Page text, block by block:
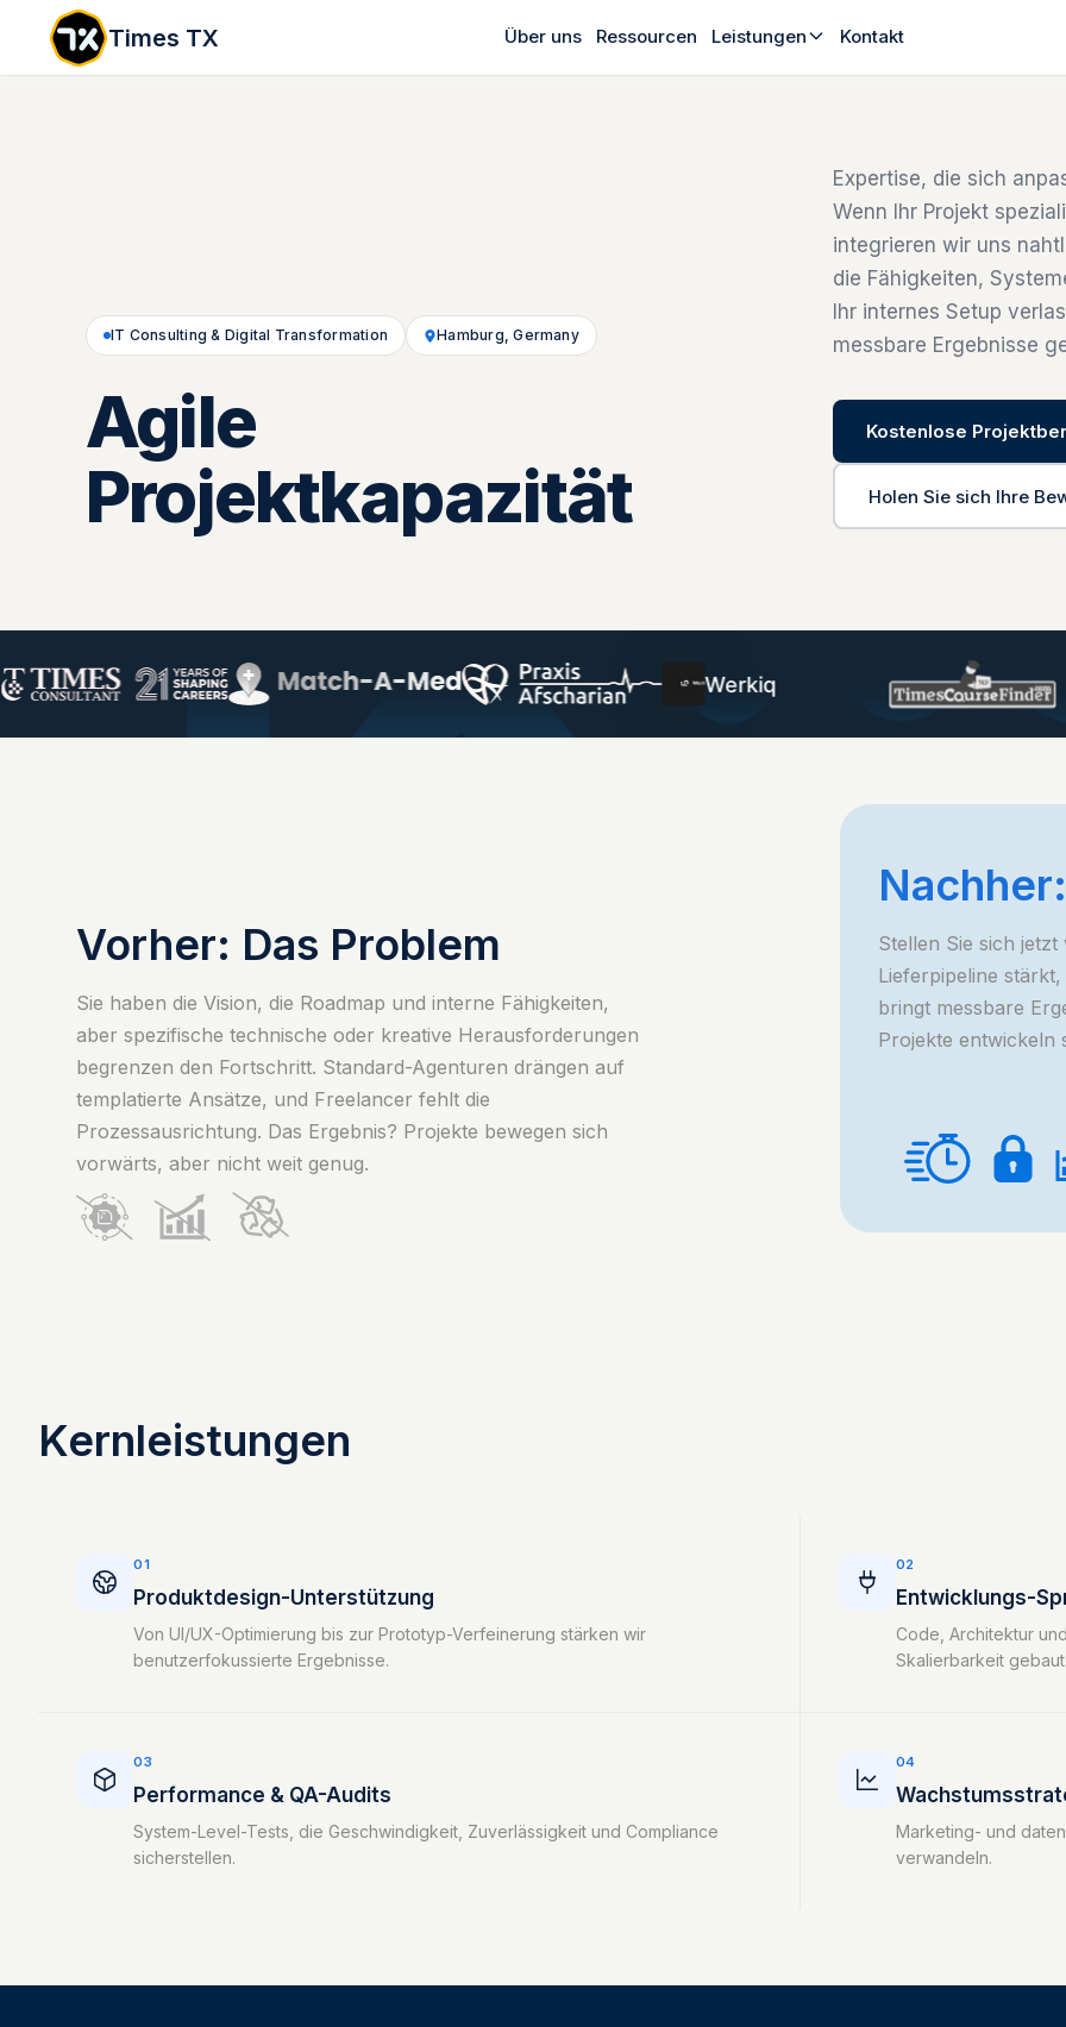
Times TX Über uns Ressourcen Leistungen Kontakt
IT Consulting & Digital Transformation Hamburg, Germany
Agile
Projektkapazität
Expertise, die sich
Wenn Ihr Projekt
integrieren wir uns
die Fähigkeiten,
Ihr internes Setup
messbare Ergebnisse
Kostenlose
Holen Sie sich Ihre
Werkiq
Vorher: Das Problem
Sie haben die Vision, die Roadmap und interne Fähigkeiten,
aber spezifische technische oder kreative Herausforderungen
begrenzen den Fortschritt. Standard-Agenturen drängen auf
templatierte Ansätze, und Freelancer fehlt die
Prozessausrichtung. Das Ergebnis? Projekte bewegen sich
vorwärts, aber nicht weit genug.
Stellen Sie sich
Lieferpipeline
bringt messbare
Projekte entwickeln
Kernleistungen
01
Produktdesign-Unterstützung
Von UI/UX-Optimierung bis zur Prototyp-Verfeinerung stärken wir
benutzerfokussierte Ergebnisse.
02
Entwicklungs-
Code, Architektur
Skalierbarkeit
03
Performance & QA-Audits
System-Level-Tests, die Geschwindigkeit, Zuverlässigkeit und Compliance
sicherstellen.
04
Marketing- und
verwandeln.